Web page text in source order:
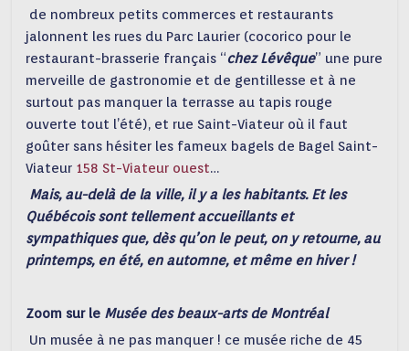
de nombreux petits commerces et restaurants
jalonnent les rues du Parc Laurier (cocorico pour le
restaurant-brasserie français “chez Lévêque” une pure
merveille de gastronomie et de gentillesse et à ne
surtout pas manquer la terrasse au tapis rouge
ouverte tout l’été), et rue Saint-Viateur où il faut
goûter sans hésiter les fameux bagels de Bagel Saint-
Viateur 158 St-Viateur ouest…
Mais, au-delà de la ville, il y a les habitants. Et les
Québécois sont tellement accueillants et
sympathiques que, dès qu’on le peut, on y retourne, au
printemps, en été, en automne, et même en hiver !
Zoom sur le Musée des beaux-arts de Montréal
Un musée à ne pas manquer ! ce musée riche de 45